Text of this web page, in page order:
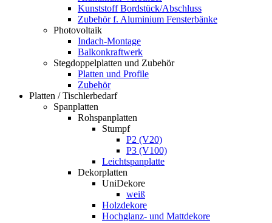
Kunststoff Bordstück/Abschluss
Zubehör f. Aluminium Fensterbänke
Photovoltaik
Indach-Montage
Balkonkraftwerk
Stegdoppelplatten und Zubehör
Platten und Profile
Zubehör
Platten / Tischlerbedarf
Spanplatten
Rohspanplatten
Stumpf
P2 (V20)
P3 (V100)
Leichtspanplatte
Dekorplatten
UniDekore
weiß
Holzdekore
Hochglanz- und Mattdekore